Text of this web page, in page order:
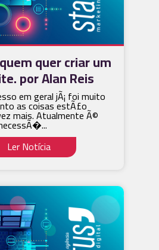
quer criar um
por Alan Reis
em geral jÃ¡ foi muito
as coisas estÃ£o
mais. Atualmente Ã©
Ler Notícia